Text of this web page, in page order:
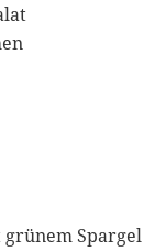
Spargel